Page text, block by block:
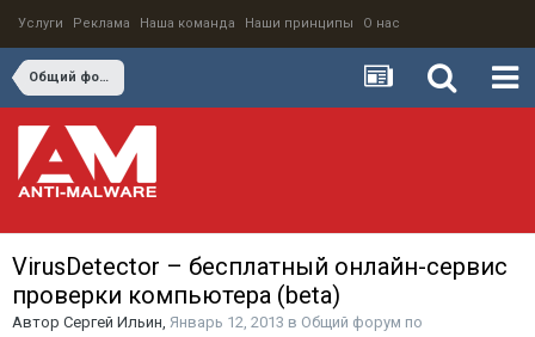
Услуги Реклама Наша команда Наши принципы О нас
Общий форум по информационной безопасности
VirusDetector – бесплатный онлайн-сервис
проверки компьютера (beta)
Автор Сергей Ильин, Январь 12, 2013 в Общий форум по